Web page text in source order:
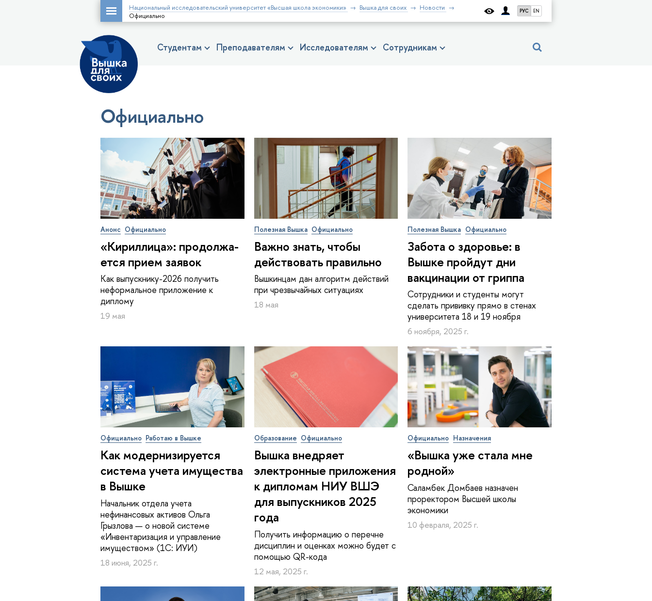
РУС EN
Национальный исследовательский университет «Высшая школа экономики» Вышка для своих
Новости
Официально
Студентам Преподавателям Исследователям Сотрудникам
Официально
Анонс Официально
«Кириллица»: про­дол­жа­
ет­ся прием заявок
Как выпускнику-2026 получить
неформальное приложение к
диплому
19 мая
Полезная Вышка Официально
Важно знать, чтобы
действовать правильно
Вышкинцам дан алгоритм действий
при чрезвычайных ситуациях
18 мая
Полезная Вышка Официально
Забота о здоровье: в
Вышке пройдут дни
вакцинации от гриппа
Сотрудники и студенты могут
сделать прививку прямо в стенах
университета 18 и 19 ноября
6 ноября, 2025 г.
Официально Работаю в Вышке
Как мо­дер­ни­зи­ру­ет­ся
система учета имущества
в Вышке
Начальник отдела учета
нефинансовых активов Ольга
Грызлова — о новой системе
«Инвентаризация и управление
имуществом» (1С: ИУИ)
18 июня, 2025 г.
Образование Официально
Вышка внедряет
электронные приложения
к дипломам НИУ ВШЭ
для выпускников 2025
года
Получить информацию о перечне
дисциплин и оценках можно будет с
помощью QR-кода
12 мая, 2025 г.
Официально Назначения
«Вышка уже стала мне
родной»
Саламбек Домбаев назначен
проректором Высшей школы
экономики
10 февраля, 2025 г.